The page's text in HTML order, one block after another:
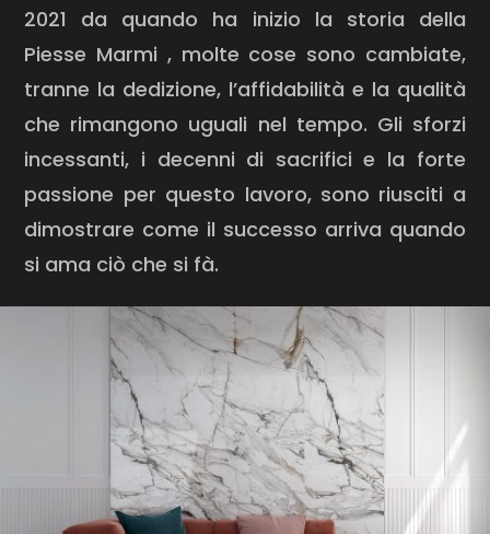
2021 da quando ha inizio la storia della
Piesse Marmi , molte cose sono cambiate,
tranne la dedizione, l’affidabilità e la qualità
che rimangono uguali nel tempo. Gli sforzi
incessanti, i decenni di sacrifici e la forte
passione per questo lavoro, sono riusciti a
dimostrare come il successo arriva quando
si ama ciò che si fà.